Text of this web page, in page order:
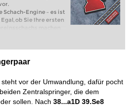
Schach-Engine – es ist
ob Sie Ihre ersten
machen
spielen: Mit
intelligenter und
vor der Umwandlung, dafür pocht
Zentralspringer, die dem
sollen. Nach 38...a1D 39.Se8